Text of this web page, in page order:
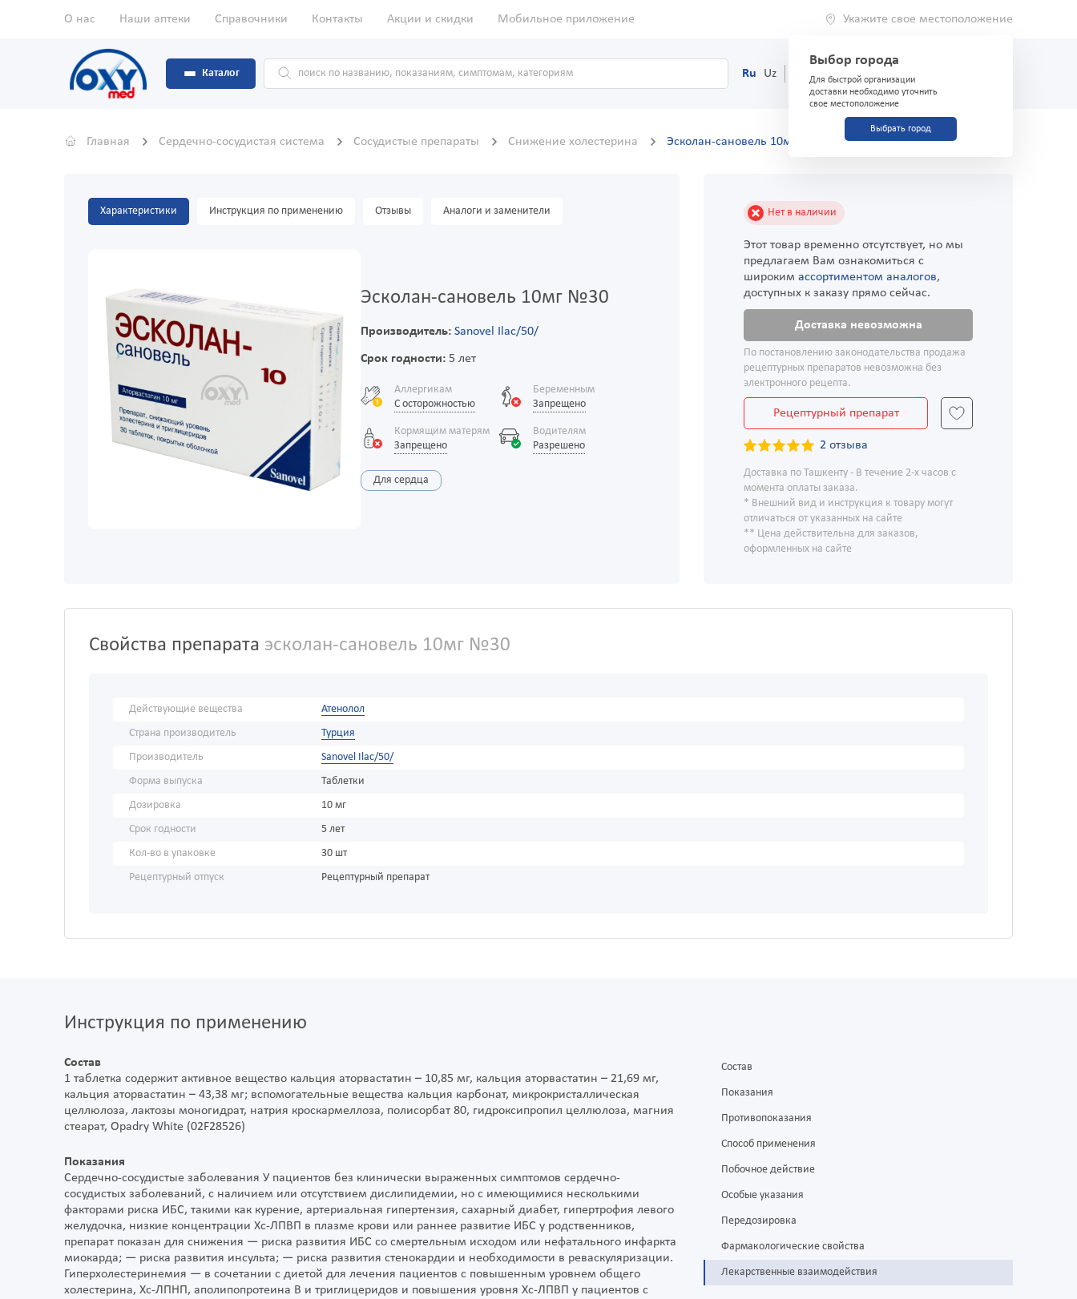
О нас Наши аптеки Справочники Контакты Акции и скидки Мобильное приложение Укажите свое местоположение
Выбор города
Для быстрой организации
доставки необходимо уточнить
свое местоположение
Выбрать город
Каталог Ru Uz (71) 200-03-03
Главная Сердечно-сосудистая система Сосудистые препараты Снижение холестерина Эсколан-сановель 10мг №30
Характеристики Инструкция по применению Отзывы Аналоги и заменители
Эсколан-сановель 10мг №30
Производитель: Sanovel Ilac/50/
Срок годности:5 лет
Аллергикам
С осторожностью
Беременным
Запрещено
Кормящим матерям
Запрещено
Водителям
Разрешено
Для сердца
Нет в наличии
Этот товар временно отсутствует, но мы
предлагаем Вам ознакомиться с
широким ассортиментом аналогов,
доступных к заказу прямо сейчас.
Доставка невозможна
По постановлению законодательства продажа
рецептурных препаратов невозможна без
электронного рецепта.
Рецептурный препарат
2 отзыва
Доставка по Ташкенту - В течение 2-х часов с
момента оплаты заказа.
* Внешний вид и инструкция к товару могут
отличаться от указанных на сайте
** Цена действительна для заказов,
оформленных на сайте
Свойства препарата эсколан-сановель 10мг №30
Действующие вещества
Атенолол
Страна производитель
Турция
Производитель
Sanovel Ilac/50/
Форма выпуска
Таблетки
Дозировка
10 мг
Срок годности
5 лет
Кол-во в упаковке
30 шт
Рецептурный отпуск
Рецептурный препарат
Инструкция по применению
Состав
1 таблетка содержит активное вещество кальция аторвастатин – 10,85 мг, кальция аторвастатин – 21,69 мг,
кальция аторвастатин – 43,38 мг; вспомогательные вещества кальция карбонат, микрокристаллическая
целлюлоза, лактозы моногидрат, натрия кроскармеллоза, полисорбат 80, гидроксипропил целлюлоза, магния
стеарат, Opadry White (02F28526)
Показания
Сердечно-сосудистые заболевания У пациентов без клинически выраженных симптомов сердечно-
сосудистых заболеваний, с наличием или отсутствием дислипидемии, но с имеющимися несколькими
факторами риска ИБС, такими как курение, артериальная гипертензия, сахарный диабет, гипертрофия левого
желудочка, низкие концентрации Хс-ЛПВП в плазме крови или раннее развитие ИБС у родственников,
препарат показан для снижения — риска развития ИБС со смертельным исходом или нефатального инфаркта
миокарда; — риска развития инсульта; — риска развития стенокардии и необходимости в реваскуляризации.
Гиперхолестеринемия — в сочетании с диетой для лечения пациентов с повышенным уровнем общего
холестерина, Хс-ЛПНП, аполипопротеина В и триглицеридов и повышения уровня Хс-ЛПВП у пациентов с
Состав
Показания
Противопоказания
Способ применения
Побочное действие
Особые указания
Передозировка
Фармакологические свойства
Лекарственные взаимодействия